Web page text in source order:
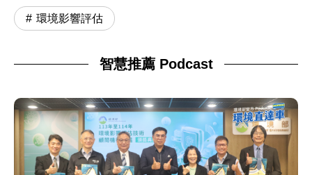
環境影響評估
智慧推薦 Podcast